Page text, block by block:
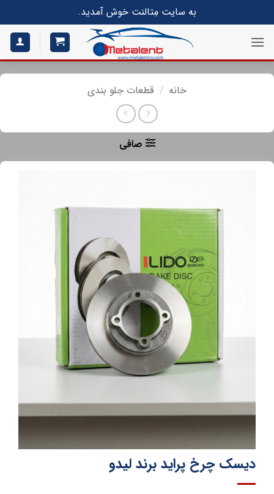
به سایت مِتالنت خوش آمدید.
خانه / قطعات جلو بندی
صافی
دیسک چرخ پراید برند لیدو